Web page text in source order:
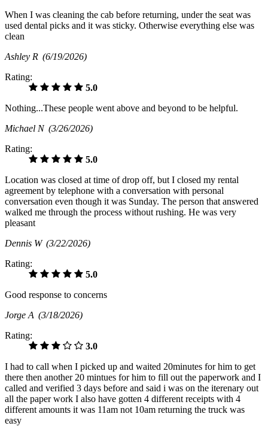
When I was cleaning the cab before returning, under the seat was
used dental picks and it was sticky. Otherwise everything else was
clean
Ashley R (6/19/2026)
Rating:
5.0
Nothing...These people went above and beyond to be helpful.
Michael N (3/26/2026)
Rating:
5.0
Location was closed at time of drop off, but I closed my rental
agreement by telephone with a conversation with personal
conversation even though it was Sunday. The person that answered
walked me through the process without rushing. He was very
pleasant
Dennis W (3/22/2026)
Rating:
5.0
Good response to concerns
Jorge A (3/18/2026)
Rating:
3.0
I had to call when I picked up and waited 20minutes for him to get
there then another 20 mintues for him to fill out the paperwork and I
called and verified 3 days before and said i was on the iterenary out
all the paper work I also have gotten 4 different receipts with 4
different amounts it was 11am not 10am returning the truck was
easy